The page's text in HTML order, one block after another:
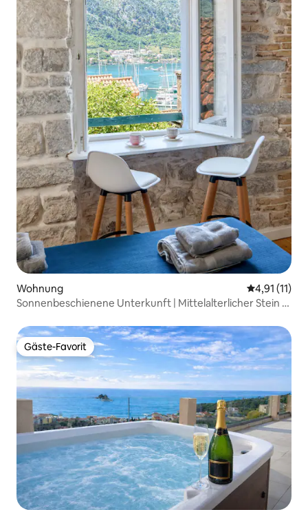
Wohnung
4,91 (11)
Sonnenbeschienene Unterkunft | Mittelalterlicher Stein &
Gäste-Favorit
Gäste-Favorit